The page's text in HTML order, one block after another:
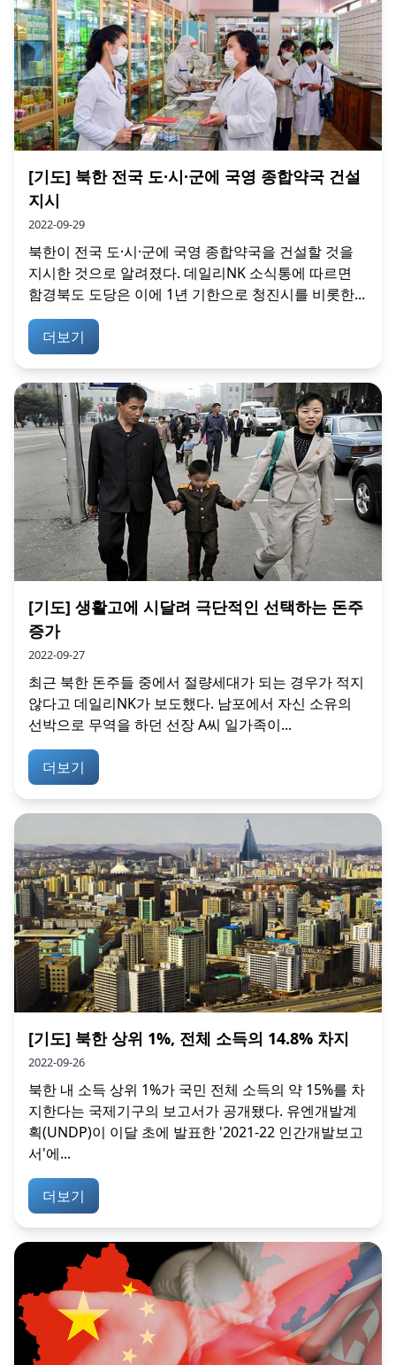
[기도] 북한 전국 도·시·군에 국영 종합약국 건설
지시
2022-09-29
북한이 전국 도·시·군에 국영 종합약국을 건설할 것을
지시한 것으로 알려졌다. 데일리NK 소식통에 따르면
함경북도 도당은 이에 1년 기한으로 청진시를 비롯한...
더보기
[기도] 생활고에 시달려 극단적인 선택하는 돈주
증가
2022-09-27
최근 북한 돈주들 중에서 절량세대가 되는 경우가 적지
않다고 데일리NK가 보도했다. 남포에서 자신 소유의
선박으로 무역을 하던 선장 A씨 일가족이...
더보기
[기도] 북한 상위 1%, 전체 소득의 14.8% 차지
2022-09-26
북한 내 소득 상위 1%가 국민 전체 소득의 약 15%를 차
지한다는 국제기구의 보고서가 공개됐다. 유엔개발계
획(UNDP)이 이달 초에 발표한 '2021-22 인간개발보고
서'에...
더보기